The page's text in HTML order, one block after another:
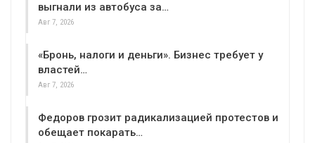
выгнали из автобуса за…
Авг 7, 2026
«Бронь, налоги и деньги». Бизнес требует у
властей…
Авг 7, 2026
Федоров грозит радикализацией протестов и
обещает покарать…